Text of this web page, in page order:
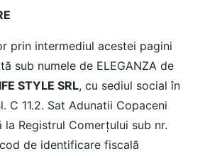
prin intermediul acestei pagini
sub numele de ELEGANZA de
STYLE SRL, cu sediul social în
C 11.2. Sat Adunatii Copaceni
Registrul Comerţului sub nr.
de identificare fiscală